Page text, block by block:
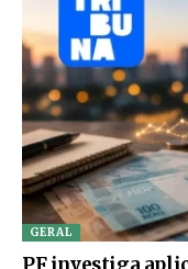
GERAL
PF investiga